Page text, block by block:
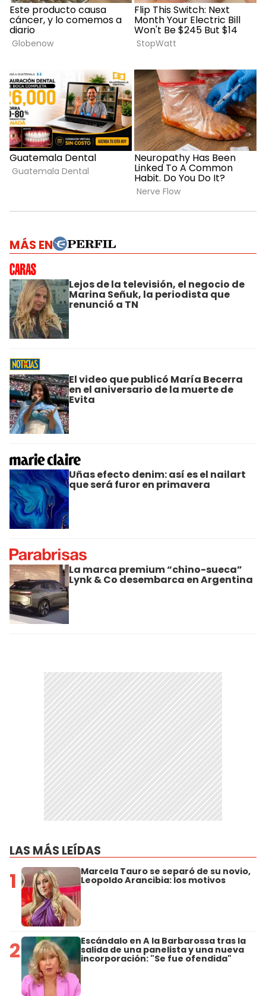
MÁS EN
Lejos de la televisión, el negocio de
Marina Señuk, la periodista que
renunció a TN
El video que publicó María Becerra
en el aniversario de la muerte de
Evita
Uñas efecto denim: así es el nailart
que será furor en primavera
La marca premium “chino-sueca”
Lynk & Co desembarca en Argentina
LAS MÁS LEÍDAS
1 Marcela Tauro se separó de su novio,
Leopoldo Arancibia: los motivos
2 Escándalo en A la Barbarossa tras la
salida de una panelista y una nueva
incorporación: "Se fue ofendida"